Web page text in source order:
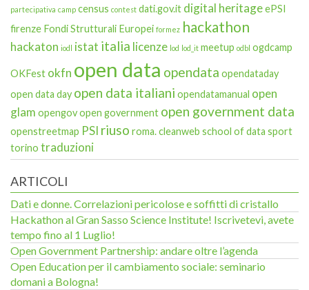
partecipativa camp census contest dati.gov.it digital heritageePSI
firenze Fondi Strutturali Europei formez hackathon
hackaton iodl istat italia licenze lod lod_it meetup odbl ogdcamp
OKFest okfn open data opendata opendataday
open data day open data italiani opendatamanual open
glam opengovopen government open government data
openstreetmap PSI riuso roma. cleanweb school of data sport
torino traduzioni
ARTICOLI
Dati e donne. Correlazioni pericolose e soffitti di cristallo
Hackathon al Gran Sasso Science Institute! Iscrivetevi, avete
tempo fino al 1 Luglio!
Open Government Partnership: andare oltre l’agenda
Open Education per il cambiamento sociale: seminario
domani a Bologna!